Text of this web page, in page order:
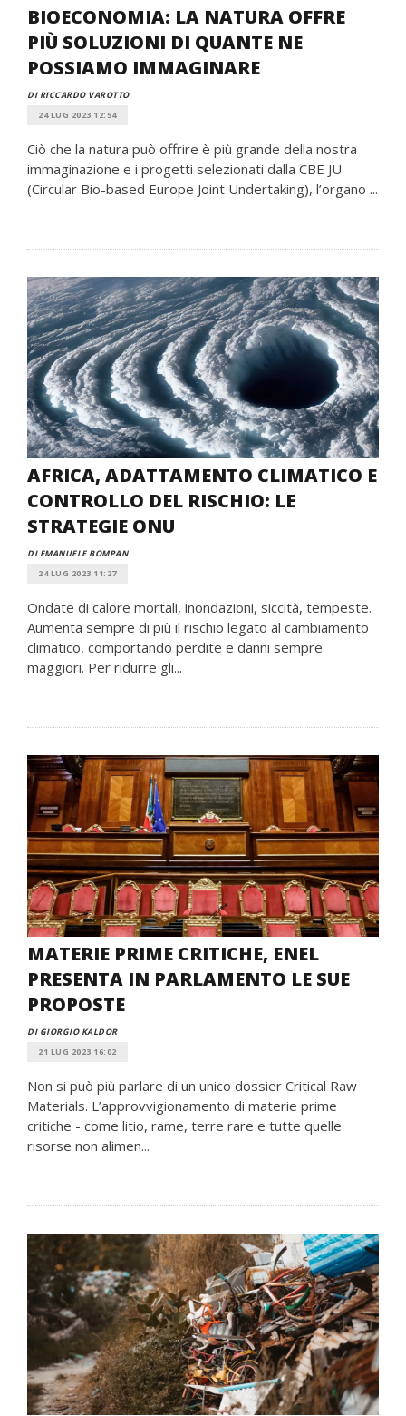
BIOECONOMIA: LA NATURA OFFRE
PIÙ SOLUZIONI DI QUANTE NE
POSSIAMO IMMAGINARE
DI RICCARDO VAROTTO
24 LUG 2023 12:54
Ciò che la natura può offrire è più grande della nostra
immaginazione e i progetti selezionati dalla CBE JU
(Circular Bio-based Europe Joint Undertaking), l’organo ...
AFRICA, ADATTAMENTO CLIMATICO E
CONTROLLO DEL RISCHIO: LE
STRATEGIE ONU
DI EMANUELE BOMPAN
24 LUG 2023 11:27
Ondate di calore mortali, inondazioni, siccità, tempeste.
Aumenta sempre di più il rischio legato al cambiamento
climatico, comportando perdite e danni sempre
maggiori. Per ridurre gli...
MATERIE PRIME CRITICHE, ENEL
PRESENTA IN PARLAMENTO LE SUE
PROPOSTE
DI GIORGIO KALDOR
21 LUG 2023 16:02
Non si può più parlare di un unico dossier Critical Raw
Materials. L’approvvigionamento di materie prime
critiche - come litio, rame, terre rare e tutte quelle
risorse non alimen...